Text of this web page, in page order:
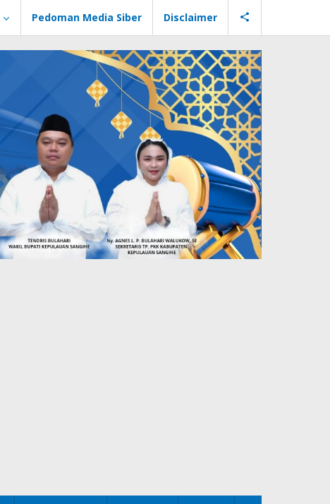
Pedoman Media Siber Disclaimer